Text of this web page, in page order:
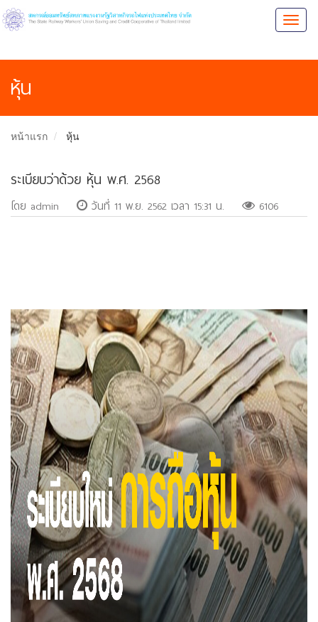
หุ้น
หน้าแรก หุ้น
ระเบียบว่าด้วย หุ้น พ.ศ. 2568
โดย admin วันที่ 11 พ.ย. 2562 เวลา 15:31 น. 6106